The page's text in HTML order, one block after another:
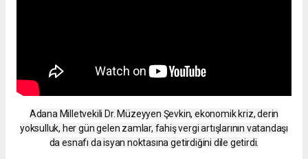
Adana Milletvekili Dr. Müzeyyen Şevkin, ekonomik kriz, derin
yoksulluk, her gün gelen zamlar, fahiş vergi artışlarının vatandaşı
da esnafı da isyan noktasına getirdiğini dile getirdi.